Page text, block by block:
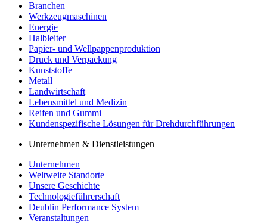
Branchen
Werkzeugmaschinen
Energie
Halbleiter
Papier- und Wellpappenproduktion
Druck und Verpackung
Kunststoffe
Metall
Landwirtschaft
Lebensmittel und Medizin
Reifen und Gummi
Kundenspezifische Lösungen für Drehdurchführungen
Unternehmen & Dienstleistungen
Unternehmen
Weltweite Standorte
Unsere Geschichte
Technologieführerschaft
Deublin Performance System
Veranstaltungen